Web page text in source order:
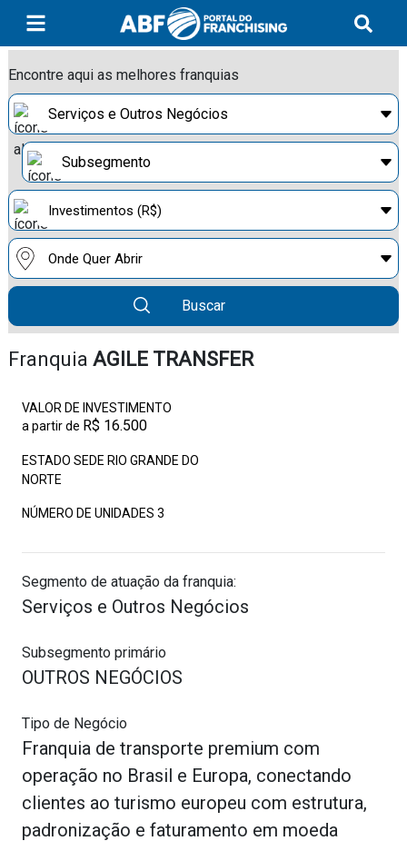
Encontre aqui as melhores franquias
Buscar
Franquia AGILE TRANSFER
VALOR DE INVESTIMENTO
a partir de R$ 16.500
ESTADO SEDE RIO GRANDE DO
NORTE
NÚMERO DE UNIDADES 3
Segmento de atuação da franquia:
Serviços e Outros Negócios
Subsegmento primário
OUTROS NEGÓCIOS
Tipo de Negócio
Franquia de transporte premium com
operação no Brasil e Europa, conectando
clientes ao turismo europeu com estrutura,
padronização e faturamento em moeda